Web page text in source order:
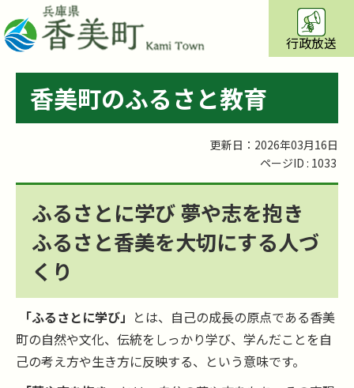
行政放送
香美町のふるさと教育
更新日：2026年03月16日
ページID : 1033
ふるさとに学び 夢や志を抱き
ふるさと香美を大切にする人づ
くり
「ふるさとに学び」 とは、自己の成長の原点である香美
町の自然や文化、伝統をしっかり学び、学んだことを自
己の考え方や生き方に反映する、という意味です。